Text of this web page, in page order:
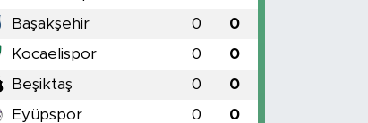
Başakşehir 0 0
Kocaelispor 0 0
Beşiktaş 0 0
Eyüpspor 0 0